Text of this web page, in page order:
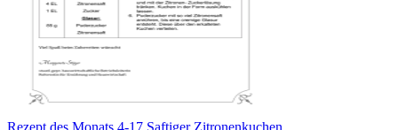
Rezept des Monats 4-17 Saftiger Zitronenkuchen